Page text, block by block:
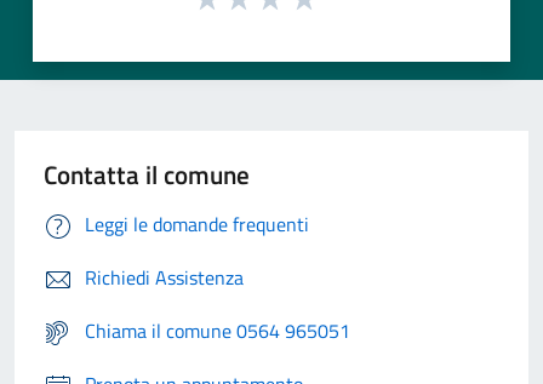
Contatta il comune
Leggi le domande frequenti
Richiedi Assistenza
Chiama il comune 0564 965051